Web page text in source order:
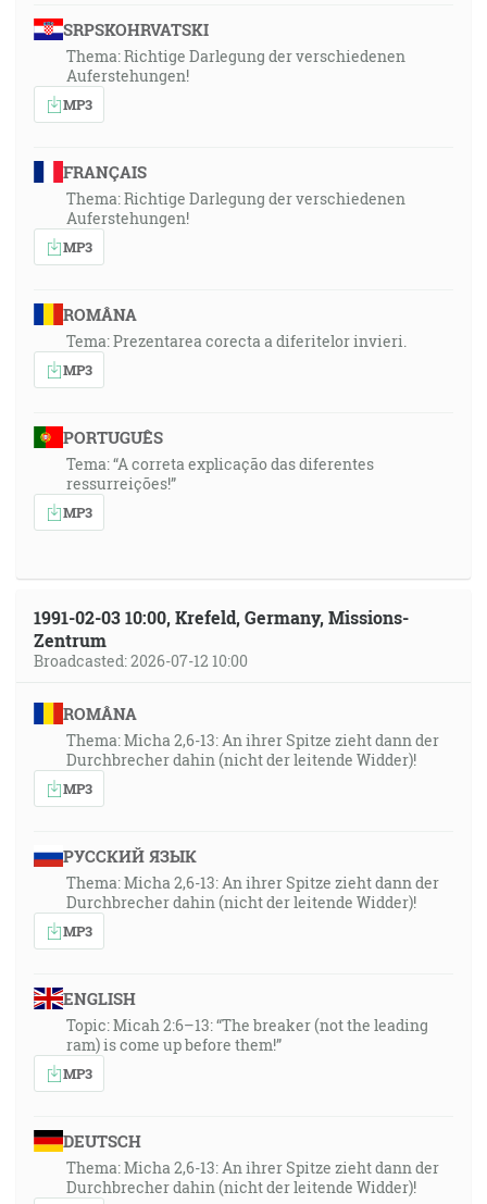
SRPSKOHRVATSKI
Thema: Richtige Darlegung der verschiedenen
Auferstehungen!
MP3
FRANÇAIS
Thema: Richtige Darlegung der verschiedenen
Auferstehungen!
MP3
ROMÂNA
Tema: Prezentarea corecta a diferitelor invieri.
MP3
PORTUGUÊS
Tema: “A correta explicação das diferentes
ressurreições!”
MP3
1991-02-03 10:00, Krefeld, Germany, Missions-
Zentrum
Broadcasted: 2026-07-12 10:00
ROMÂNA
Thema: Micha 2,6-13: An ihrer Spitze zieht dann der
Durchbrecher dahin (nicht der leitende Widder)!
MP3
РУССКИЙ ЯЗЫК
Thema: Micha 2,6-13: An ihrer Spitze zieht dann der
Durchbrecher dahin (nicht der leitende Widder)!
MP3
ENGLISH
Topic: Micah 2:6–13: “The breaker (not the leading
ram) is come up before them!”
MP3
DEUTSCH
Thema: Micha 2,6-13: An ihrer Spitze zieht dann der
Durchbrecher dahin (nicht der leitende Widder)!